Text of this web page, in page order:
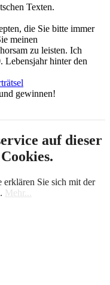
Texten.
die Sie bitte immer
meinen
zu leisten. Ich
Lebensjahr hinter den
gewinnen!
auf dieser
erklären Sie sich mit der
Mehr...